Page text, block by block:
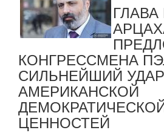
КОНГРЕССМЕНА
СИЛЬНЕЙШИЙ
АМЕРИКАНСКОЙ
ЦЕННОСТЕЙ